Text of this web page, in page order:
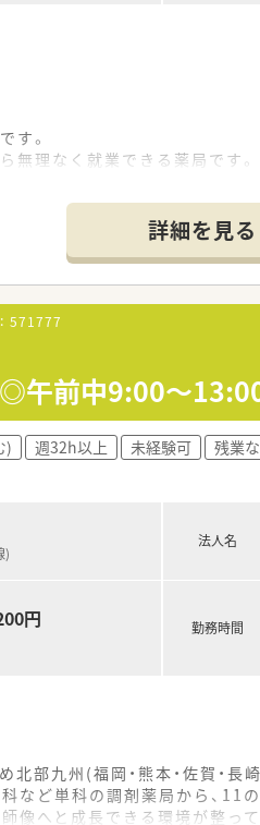
す。
無理なく就業できる薬局です。
詳細を見る
571777
◎午前中9:00～
) 週32h以上 未経験可 残業
)
円
法人名
勤務時間
部九州(福岡・熊本・佐賀・長
科など単科の調剤薬局から、
像へと成長できる環境が整って